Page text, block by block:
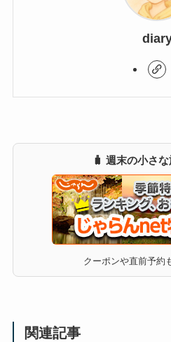
🧳 週末の小さ
クーポンや直前予約
関連記事